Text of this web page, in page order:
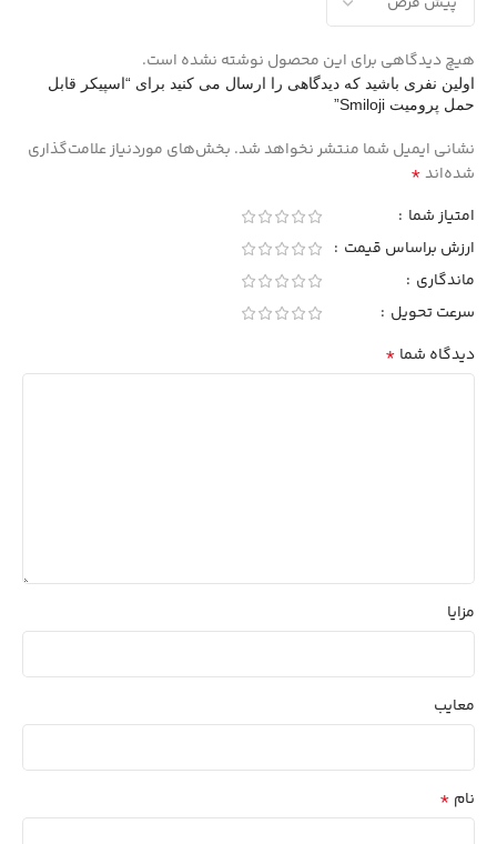
هیچ دیدگاهی برای این محصول نوشته نشده است.
اولین نفری باشید که دیدگاهی را ارسال می کنید برای “اسپیکر قابل
حمل پرومیت Smiloji”
نشانی ایمیل شما منتشر نخواهد شد. بخش‌های موردنیاز علامت‌گذاری
شده‌اند*
امتیاز شما
ارزش براساس قیمت
ماندگاری
سرعت تحویل
دیدگاه شما *
مزایا
معایب
نام *